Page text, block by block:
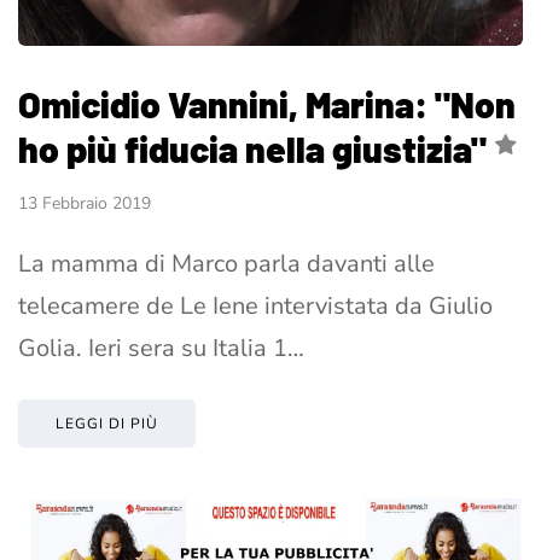
Omicidio Vannini, Marina: "Non
ho più fiducia nella giustizia"
13 Febbraio 2019
La mamma di Marco parla davanti alle
telecamere de Le Iene intervistata da Giulio
Golia. Ieri sera su Italia 1…
LEGGI DI PIÙ